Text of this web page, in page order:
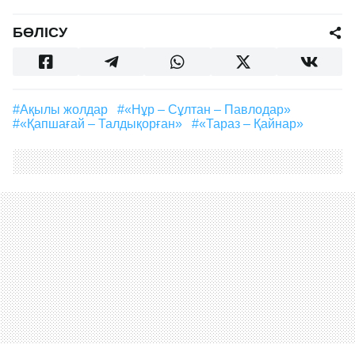
БӨЛІСУ
#ақылы жолдар
#«Нұр – Сұлтан – Павлодар»
#«Қапшағай – Талдықорған»
#«Тараз – Қайнар»